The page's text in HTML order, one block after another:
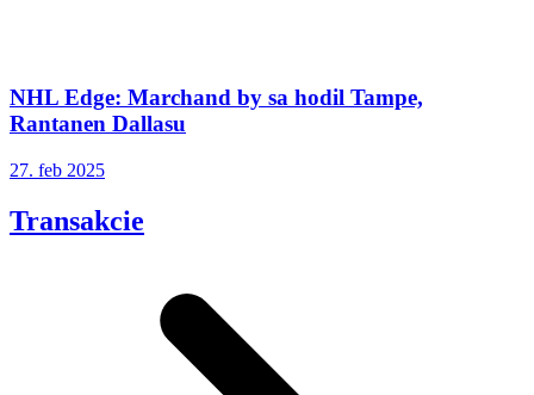
NHL Edge: Marchand by sa hodil Tampe,
Rantanen Dallasu
27. feb 2025
Transakcie